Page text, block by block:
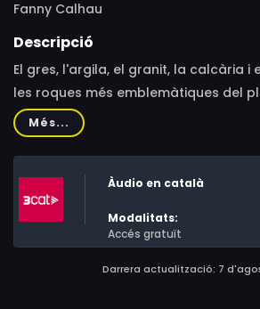
Fanny Calhau
Descripció
El gres, l'argila, el granit, la calcària i
les roques més emblemàtiques del
conductor d'aquesta sèrie
vincles i les relacions entre el món
vivents.
Més...
Àudio en català
Modalitats:
Accés gratuït
Darrera actualització: 7